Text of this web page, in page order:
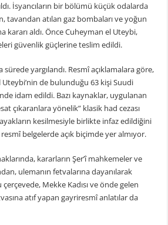
İsyancıların bir bölümü küçük odalarda
tavandan atılan gaz bombaları ve yoğun
kararı aldı. Önce Cuheyman el Uteybi,
güvenlik güçlerine teslim edildi.
sürede yargılandı. Resmî açıklamalara göre,
de bulunduğu 63 kişi Suudi
idam edildi. Bazı kaynaklar, uygulanan
çıkaranlara yönelik” klasik had cezası
kesilmesiyle birlikte infaz edildiğini
belgelerde açık biçimde yer almıyor.
kararların Şer’î mahkemeler ve
ulemanın fetvalarına dayanılarak
çerçevede, Mekke Kadısı ve önde gelen
atıf yapan gayriresmî anlatılar da